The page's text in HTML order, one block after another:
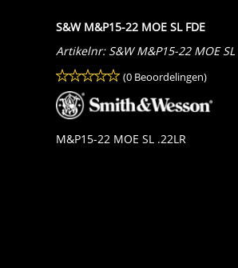
S&W M&P15-22 MOE SL FDE
Artikelnr: S&W M&P15-22 MOE SL
(0 Beoordelingen)
M&P15-22 MOE SL .22LR